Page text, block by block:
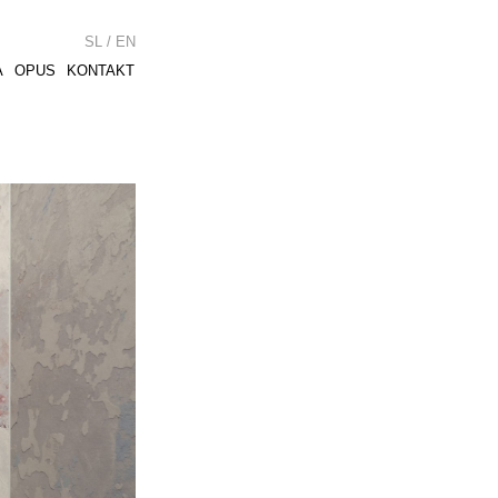
SL / EN
OPUS KONTAKT